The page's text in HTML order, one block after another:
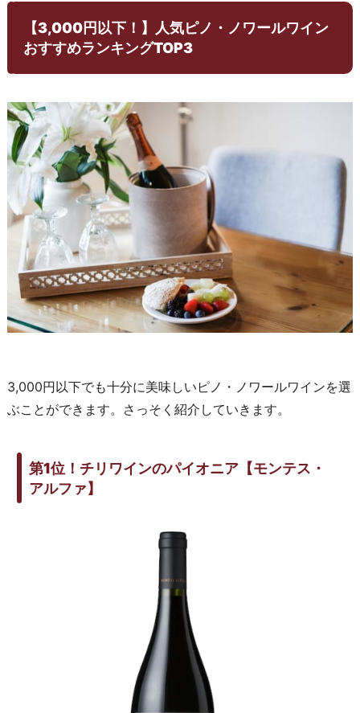
【3,000円以下！】人気ピノ・ノワールワイン
おすすめランキングTOP3
3,000円以下でも十分に美味しいピノ・ノワールワインを選
ぶことができます。さっそく紹介していきます。
第1位！チリワインのパイオニア【モンテス・
アルファ】